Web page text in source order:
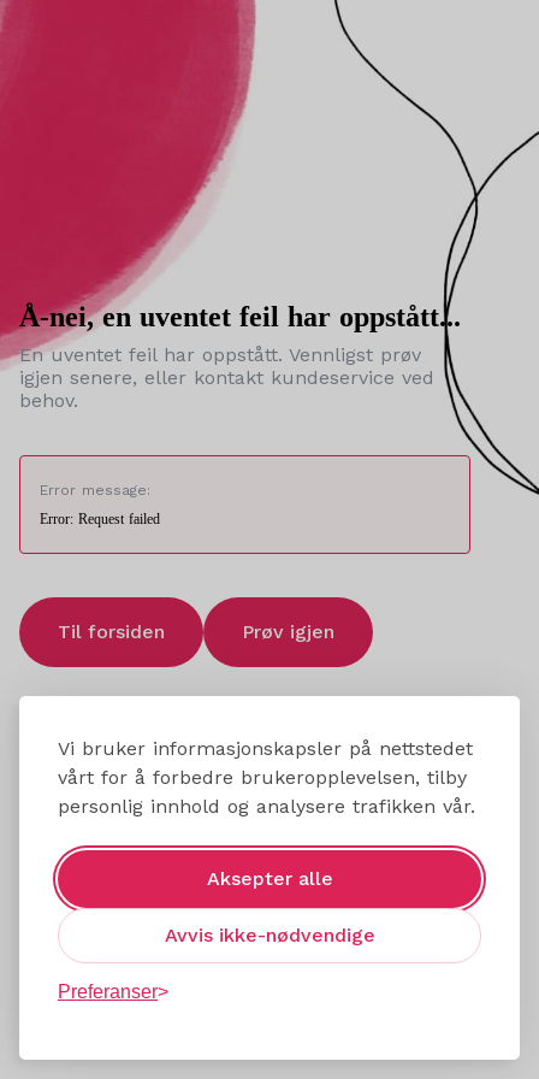
Vi bruker informasjonskapsler på nettstedet
vårt for å forbedre brukeropplevelsen, tilby
personlig innhold og analysere trafikken vår.
Aksepter alle
Avvis ikke-nødvendige
Preferanser
Å-nei, en uventet feil har oppstått...
En uventet feil har oppstått. Vennligst prøv
igjen senere, eller kontakt kundeservice ved
behov.
Error message:
Error: Request failed
Til forsiden Prøv igjen